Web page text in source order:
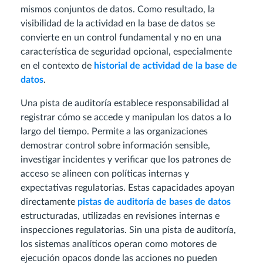
mismos conjuntos de datos. Como resultado, la
visibilidad de la actividad en la base de datos se
convierte en un control fundamental y no en una
característica de seguridad opcional, especialmente
en el contexto de historial de actividad de la base de
datos.
Una pista de auditoría establece responsabilidad al
registrar cómo se accede y manipulan los datos a lo
largo del tiempo. Permite a las organizaciones
demostrar control sobre información sensible,
investigar incidentes y verificar que los patrones de
acceso se alineen con políticas internas y
expectativas regulatorias. Estas capacidades apoyan
directamente pistas de auditoría de bases de datos
estructuradas, utilizadas en revisiones internas e
inspecciones regulatorias. Sin una pista de auditoría,
los sistemas analíticos operan como motores de
ejecución opacos donde las acciones no pueden